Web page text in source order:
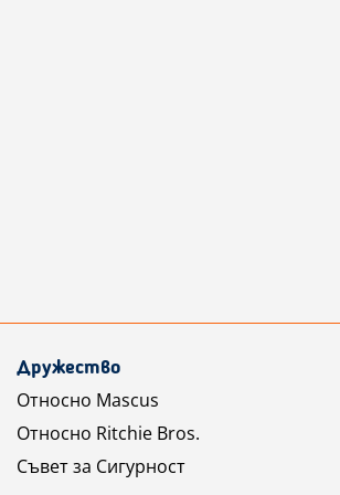
Дружество
Относно Mascus
Относно Ritchie Bros.
Съвет за Сигурност